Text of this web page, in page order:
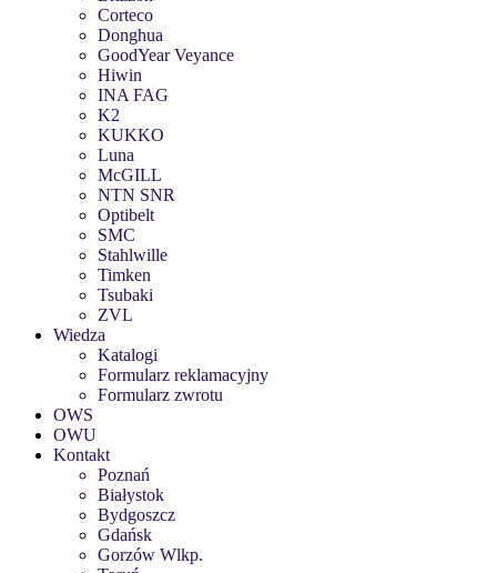
Corteco
Donghua
GoodYear Veyance
Hiwin
INA FAG
K2
KUKKO
Luna
McGILL
NTN SNR
Optibelt
SMC
Stahlwille
Timken
Tsubaki
ZVL
Wiedza
Katalogi
Formularz reklamacyjny
Formularz zwrotu
OWS
OWU
Kontakt
Poznań
Białystok
Bydgoszcz
Gdańsk
Gorzów Wlkp.